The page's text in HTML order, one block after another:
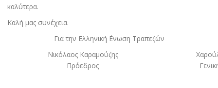
καλύτερα.
Καλή μας συνέχεια.
Για την Ελληνική ΄Ενωση Τραπεζών
Νικόλαος Καραμούζης
Πρόεδρος